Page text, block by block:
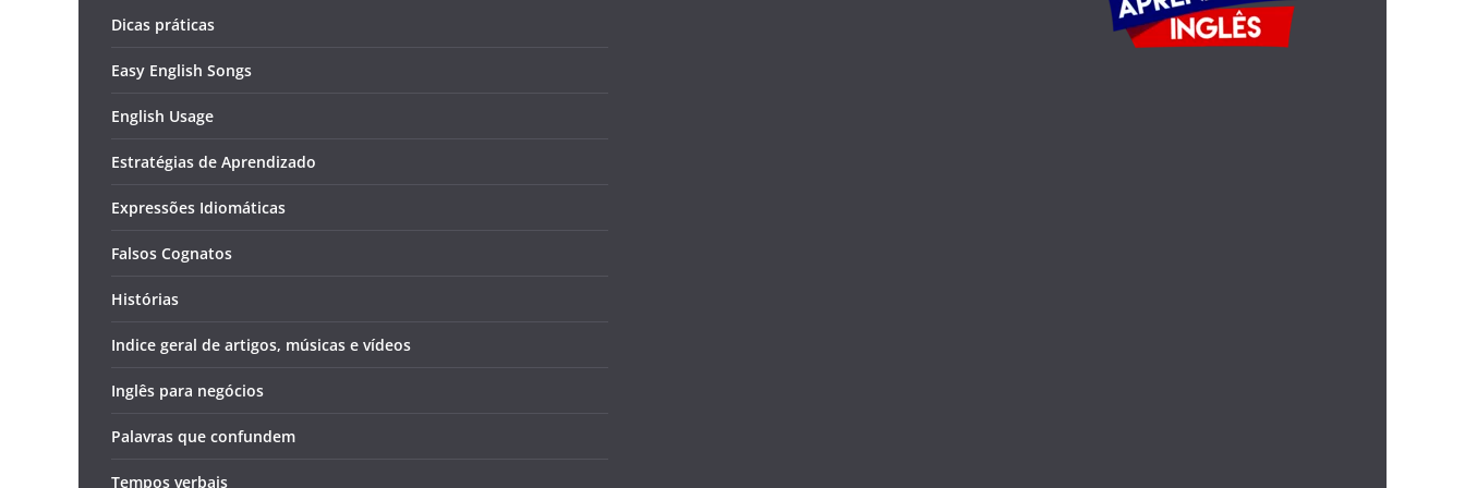
Dicas práticas
Easy English Songs
English Usage
Estratégias de Aprendizado
Expressões Idiomáticas
Falsos Cognatos
Histórias
Indice geral de artigos, músicas e vídeos
Inglês para negócios
Palavras que confundem
Tempos verbais